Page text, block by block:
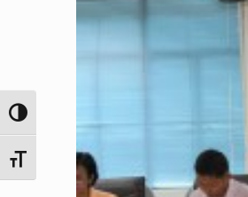
Toggle High Contrast
Toggle Font size